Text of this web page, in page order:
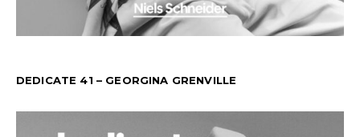
DEDICATE 41 – GEORGINA GRENVILLE